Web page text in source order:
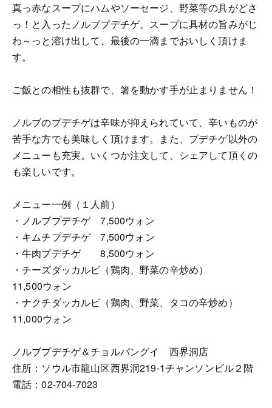
真っ赤なスープにハムやソーセージ、野菜等の具がどさ
っ！と入ったノルブプデチゲ。スープに具材の旨みがじ
わ～っと溶け出して、最後の一滴までおいしく頂けま
す。
ご飯との相性も抜群で、箸を動かす手が止まりません！
ノルブのプデチゲは辛味が抑えられていて、辛いものが
苦手な方でも美味しく頂けます。また、プデチゲ以外の
メニューも充実。いくつか注文して、シェアして頂くの
も楽しいです。
メニュー一例（１人前）
・ノルブプデチゲ 7,500ウォン
・キムチプデチゲ 7,500ウォン
・牛肉プデチゲ 8,500ウォン
・チーズダッカルビ（鶏肉、野菜の辛炒め）
11,500ウォン
・ナクチダッカルビ（鶏肉、野菜、タコの辛炒め）
11,000ウォン
ノルブプデチゲ＆チョルパングイ 西界洞店
住所：ソウル市龍山区西界洞219-1チャンソンビル２階
電話：02-704-7023